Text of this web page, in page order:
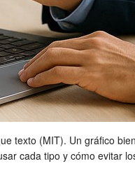
texto (MIT). Un gráfico
cada tipo y cómo evitar